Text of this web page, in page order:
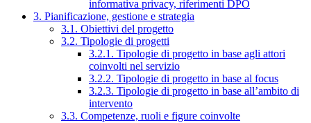
informativa privacy, riferimenti DPO
3. Pianificazione, gestione e strategia
3.1. Obiettivi del progetto
3.2. Tipologie di progetti
3.2.1. Tipologie di progetto in base agli attori
coinvolti nel servizio
3.2.2. Tipologie di progetto in base al focus
3.2.3. Tipologie di progetto in base all’ambito di
intervento
3.3. Competenze, ruoli e figure coinvolte